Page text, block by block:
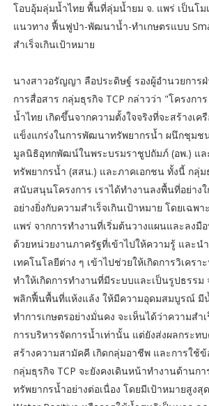
โอบอุ้มลุ่มน้ำไทย พื้นที่ลุ่มน้ำยม จ. แพร่ เป็นโ
แนวทาง ฟื้นฟูป่า-พัฒนาน้ำ-ทำเกษตรแบบ
สำเร็จเกินเป้าหมาย
นางสาวอรัญญา ลือประดิษฐ์ รองผู้อำนวยการ
การสื่อสาร กลุ่มธุรกิจ TCP กล่าวว่า "โครงกา
น้ำไทย เกิดขึ้นจากความตั้งใจจริงที่จะสร้างเค
แข็งแกร่งในการพัฒนาทรัพยากรน้ำ ผนึกชุมช
มูลนิธิอุทกพัฒน์ในพระบรมราชูปถัมภ์ (อพ.) แ
ทรัพยากรน้ำ (สสน.) และภาคเอกชน ทั้งนี้ กลุ่ม
สนับสนุนโครงการ เราได้ทำงานลงพื้นที่อย่าง
อย่างยิ่งกับความสำเร็จเกินเป้าหมาย โดยเฉพ
แพร่ จากการทำงานที่เริ่มต้นวางแผนและลงมื
ด้วยหน่วยงานภาครัฐที่เข้าไปให้ความรู้ และน
เทคโนโลยีต่าง ๆ เข้าไปช่วยให้เกิดการวิเคร
ทำให้เกิดการทำงานที่มีระบบและเป็นรูปธรร
พลิกฟื้นพื้นที่แห้งแล้ง ให้มีความอุดมสมบูรณ์ มี
ทำการเกษตรอย่างมั่นคง จะเห็นได้ว่าความสำเ
การบริหารจัดการน้ำเท่านั้น แต่ยังส่งผลกระท
สร้างความสามัคคี เกิดกลุ่มอาชีพ และการใช้
กลุ่มธุรกิจ TCP จะยังคงเดินหน้าทำงานด้านก
ทรัพยากรน้ำอย่างต่อเนื่อง โดยมีเป้าหมายสูงสุ